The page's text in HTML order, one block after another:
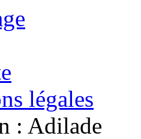
légales
: Adilade